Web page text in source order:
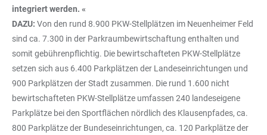
integriert werden. «
DAZU: Von den rund 8.900 PKW-Stellplätzen im Neuenheimer Feld
sind ca. 7.300 in der Parkraumbewirtschaftung enthalten und
somit gebührenpflichtig. Die bewirtschafteten PKW-Stellplätze
setzen sich aus 6.400 Parkplätzen der Landeseinrichtungen und
900 Parkplätzen der Stadt zusammen. Die rund 1.600 nicht
bewirtschafteten PKW-Stellplätze umfassen 240 landeseigene
Parkplätze bei den Sportflächen nördlich des Klausenpfades, ca.
800 Parkplätze der Bundeseinrichtungen, ca. 120 Parkplätze der